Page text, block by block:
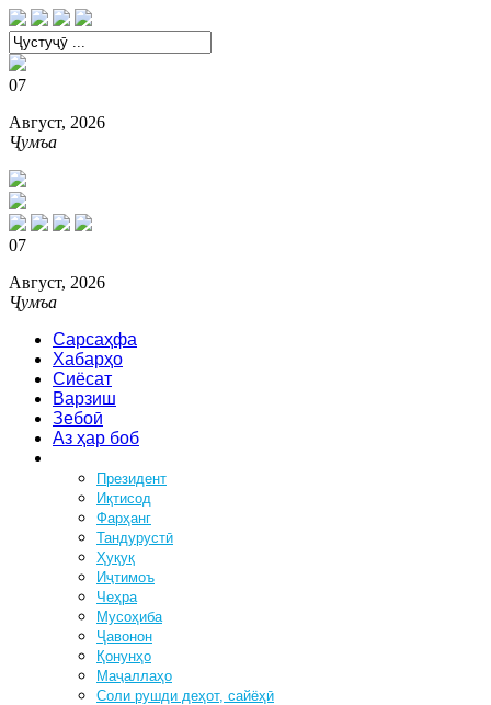
07
Август, 2026
Ҷумъа
07
Август, 2026
Ҷумъа
Сарсаҳфа
Хабарҳо
Сиёсат
Варзиш
Зебоӣ
Аз ҳар боб
Президент
Иқтисод
Фарҳанг
Тандурустӣ
Ҳуқуқ
Иҷтимоъ
Чеҳра
Мусоҳиба
Ҷавонон
Қонунҳо
Маҷаллаҳо
Соли рушди деҳот, сайёҳӣ